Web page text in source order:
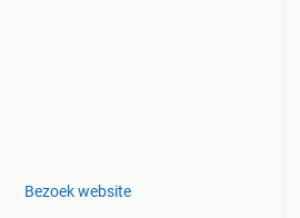
Bezoek website